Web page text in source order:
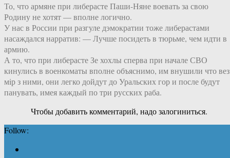
То, что армяне при либерасте Паши-Няне воевать за свою
Родину не хотят — вполне логично.
У нас в России при разгуле дэмократии тоже либерастами
насаждался нарратив: — Лучше посидеть в тюрьме, чем идти в
армию.
А то, что при либерасте Зе хохлы сперва при начале СВО
кинулись в военкоматы вполне объяснимо, им внушили что
мiр з ними, они легко дойдут до Уральских гор и после будут
панувать, имея каждый по три русских раба.
Чтобы добавить комментарий, надо залогиниться.
Follow: